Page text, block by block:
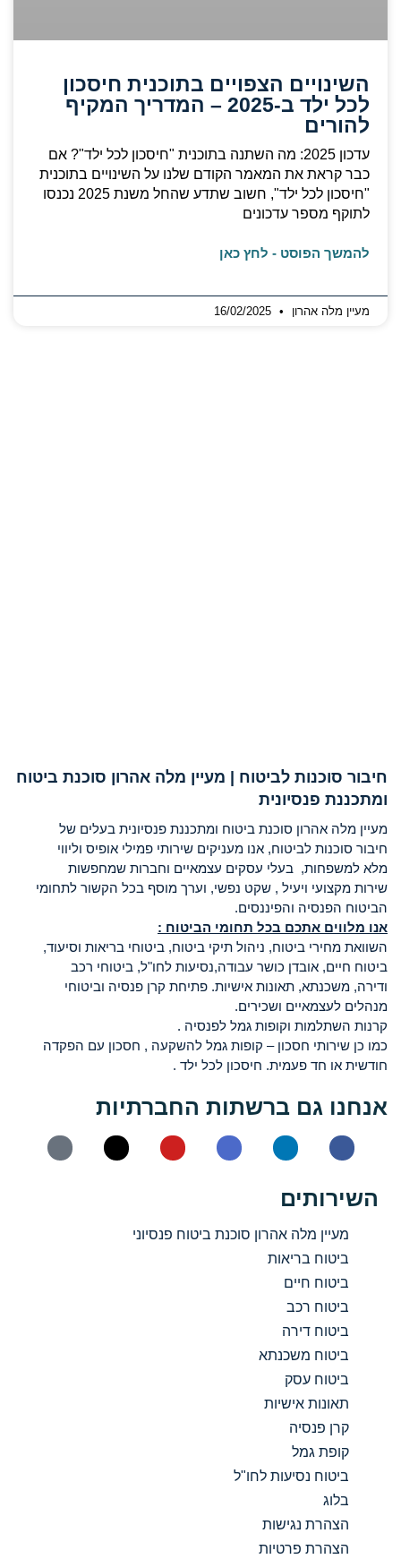
השינויים הצפויים בתוכנית חיסכון
לכל ילד ב-2025 – המדריך המקיף
להורים
עדכון 2025: מה השתנה בתוכנית "חיסכון לכל ילד"? אם
כבר קראת את המאמר הקודם שלנו על השינויים בתוכנית
"חיסכון לכל ילד", חשוב שתדע שהחל משנת 2025 נכנסו
לתוקף מספר עדכונים
להמשך הפוסט - לחץ כאן
מעיין מלה אהרון
חיבור סוכנות לביטוח | מעיין מלה אהרון סוכנת ביטוח
ומתכננת פנסיונית
מעיין מלה אהרון סוכנת ביטוח ומתכננת פנסיונית בעלים של
חיבור סוכנות לביטוח, אנו מעניקים שירותי פמילי אופיס וליווי
מלא למשפחות, בעלי עסקים עצמאיים וחברות שמחפשות
שירות מקצועי ויעיל , שקט נפשי, וערך מוסף בכל הקשור לתחומי
הביטוח הפנסיה והפיננסים.
אנו מלווים אתכם בכל תחומי הביטוח :
השוואת מחירי ביטוח, ניהול תיקי ביטוח, ביטוחי בריאות וסיעוד,
ביטוח חיים, אובדן כושר עבודה,נסיעות לחו"ל, ביטוחי רכב
ודירה, משכנתא, תאונות אישיות. פתיחת קרן פנסיה וביטוחי
מנהלים לעצמאיים ושכירים.
קרנות השתלמות וקופות גמל לפנסיה .
כמו כן שירותי חסכון – קופות גמל להשקעה , חסכון עם הפקדה
חודשית או חד פעמית. חיסכון לכל ילד .
אנחנו גם ברשתות החברתיות
השירותים
מעיין מלה אהרון סוכנת ביטוח פנסיוני
ביטוח בריאות
ביטוח חיים
ביטוח רכב
ביטוח דירה
ביטוח משכנתא
ביטוח עסק
תאונות אישיות
קרן פנסיה
קופת גמל
ביטוח נסיעות לחו"ל
בלוג
הצהרת נגישות
הצהרת פרטיות